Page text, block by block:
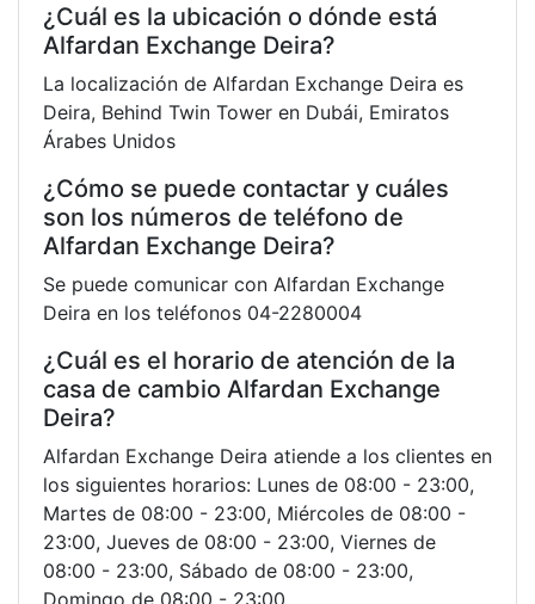
¿Cuál es la ubicación o dónde está
Alfardan Exchange Deira?
La localización de Alfardan Exchange Deira es
Deira, Behind Twin Tower en Dubái, Emiratos
Árabes Unidos
¿Cómo se puede contactar y cuáles
son los números de teléfono de
Alfardan Exchange Deira?
Se puede comunicar con Alfardan Exchange
Deira en los teléfonos 04-2280004
¿Cuál es el horario de atención de la
casa de cambio Alfardan Exchange
Deira?
Alfardan Exchange Deira atiende a los clientes en
los siguientes horarios: Lunes de 08:00 - 23:00,
Martes de 08:00 - 23:00, Miércoles de 08:00 -
23:00, Jueves de 08:00 - 23:00, Viernes de
08:00 - 23:00, Sábado de 08:00 - 23:00,
Domingo de 08:00 - 23:00